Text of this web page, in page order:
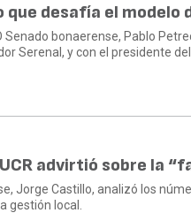
que desafía el modelo
Senado bonaerense, Pablo
Serenal, y con el presidente
advirtió sobre la
Jorge Castillo, analizó los
gestión local.